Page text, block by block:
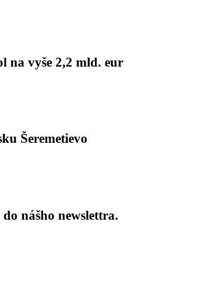
na vyše 2,2 mld. eur
Šeremetievo
nášho newslettra.